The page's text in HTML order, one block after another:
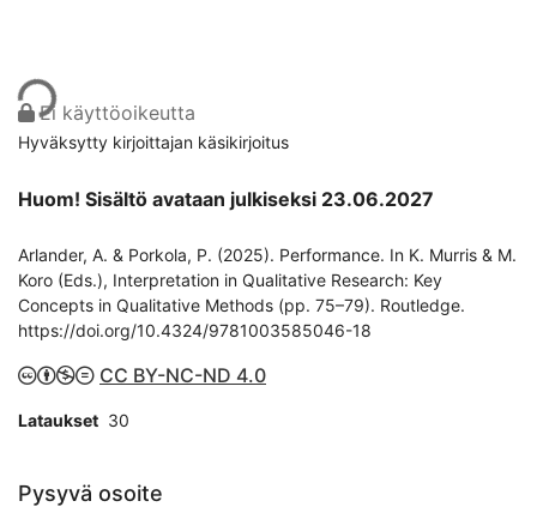
Ei käyttöoikeutta
Hyväksytty kirjoittajan käsikirjoitus
Huom! Sisältö avataan julkiseksi 23.06.2027
Arlander, A. & Porkola, P. (2025). Performance. In K. Murris & M.
Koro (Eds.), Interpretation in Qualitative Research: Key
Concepts in Qualitative Methods (pp. 75–79). Routledge.
https://doi.org/10.4324/9781003585046-18
CC BY-NC-ND 4.0
Lataukset 30
Pysyvä osoite